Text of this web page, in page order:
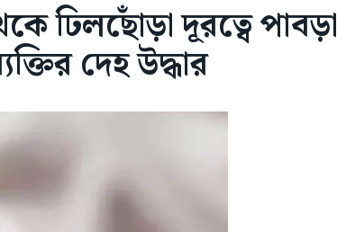
ঢিলছোঁড়া দূরত্বে পাবড়া
দেহ উদ্ধার